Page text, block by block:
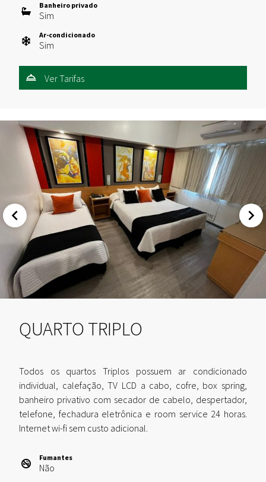
Banheiro privado
Sim
Ar-condicionado
Sim
Ver Tarifas
QUARTO TRIPLO
Todos os quartos Triplos possuem ar condicionado
individual, calefação, TV LCD a cabo, cofre, box spring,
banheiro privativo com secador de cabelo, despertador,
telefone, fechadura eletrônica e room service 24 horas.
Internet wi-fi sem custo adicional.
Fumantes
Não